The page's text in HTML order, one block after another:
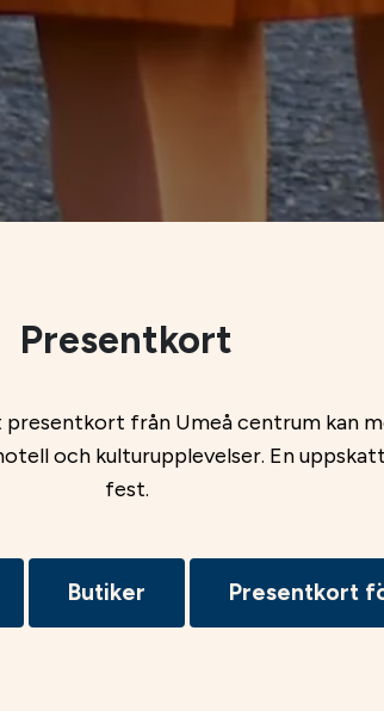
Presentkort
från Umeå centrum kan
och kulturupplevelser. En
fest.
Butiker Presentkort